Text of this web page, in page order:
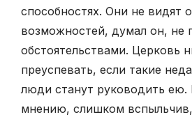
способностях. Они не видят
возможностей, думал он, не
обстоятельствами. Церковь
преуспевать, если такие
люди станут руководить ею.
мнению, слишком